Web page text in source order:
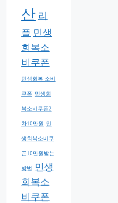
산 리
플 민생
회복소
비쿠폰
민생회복 소비
쿠폰 민생회
복소비쿠폰2
차10만원 민
생회복소비쿠
폰10만원받는
방법
민생
회복소
비쿠폰